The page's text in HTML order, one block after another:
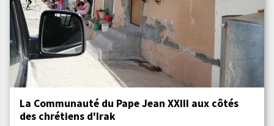
La Communauté du Pape Jean XXIII aux côtés
des chrétiens d'Irak